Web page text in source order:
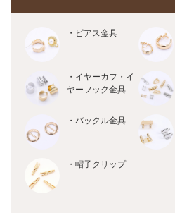
・ピアス金具
・イヤーカフ・イ
ヤーフック金具
・バックル金具
・帽子クリップ